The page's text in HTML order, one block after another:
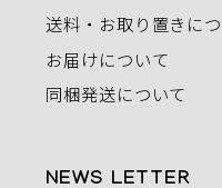
送料・お取り置きに
お届けについて
同梱発送について
NEWS LETTER